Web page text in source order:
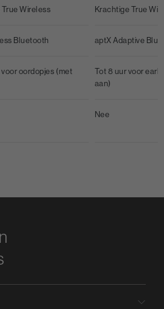
Wireless
Bluetooth
oordopjes (met
Krachtige True
aptX Adaptive
Tot 8 uur voor
aan)
Nee